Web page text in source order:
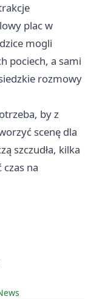
plac w
mogli
pociech, a sami
rozmowy
by z
scenę dla
szczudła, kilka
na